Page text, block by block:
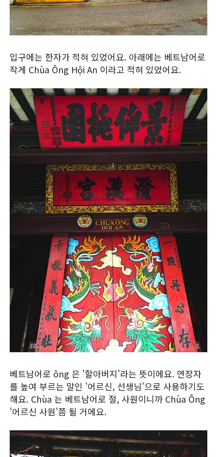
입구에는 한자가 적혀 있었어요. 아래에는 베트남어로
작게 Chùa Ông Hội An 이라고 적혀 있었어요.
베트남어로 ông 은 '할아버지'라는 뜻이에요. 연장자
를 높여 부르는 말인 '어르신, 선생님'으로 사용하기도
해요. Chùa 는 베트남어로 절, 사원이니까 Chùa Ông
'어르신 사원'쯤 될 거에요.